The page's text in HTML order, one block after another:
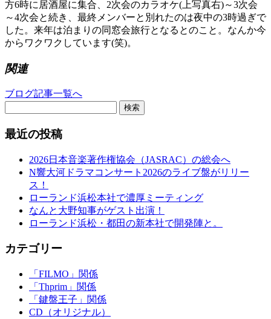
方6時に居酒屋に集合、2次会のカラオケ(上写真右)～3次会
～4次会と続き、最終メンバーと別れたのは夜中の3時過ぎで
した。来年は泊まりの同窓会旅行となるとのこと。なんか今
からワクワクしています(笑)。
関連
ブログ記事一覧へ
検索
最近の投稿
2026日本音楽著作権協会（JASRAC）の総会へ
N響大河ドラマコンサート2026のライブ盤がリリー
ス！
ローランド浜松本社で濃厚ミーティング
なんと大野知事がゲスト出演！
ローランド浜松・都田の新本社で開発陣と。
カテゴリー
「FILMO」関係
「Thprim」関係
「鍵盤王子」関係
CD（オリジナル）